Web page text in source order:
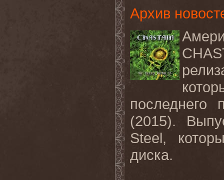
Архив
последнего
(2015).
Steel,
диска.